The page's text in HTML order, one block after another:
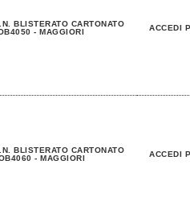
BLISTERATO CARTONATO
- MAGGIORI
ACCEDI
BLISTERATO CARTONATO
- MAGGIORI
ACCEDI